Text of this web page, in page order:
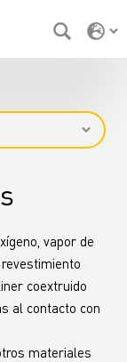
vapor de
coextruido
al contacto con
materiales